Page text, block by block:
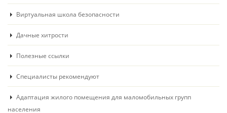
Виртуальная школа безопасности
Дачные хитрости
Полезные ссылки
Специалисты рекомендуют
Адаптация жилого помещения для маломобильных групп
населения